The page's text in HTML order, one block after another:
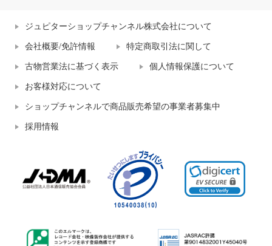
ジュピターショップチャンネル株式会社について
会社概要/免許情報 特定商取引法に関して
古物営業法に基づく表示 個人情報保護について
お客様対応について
ショップチャンネルで商品販売希望の事業者募集中
採用情報